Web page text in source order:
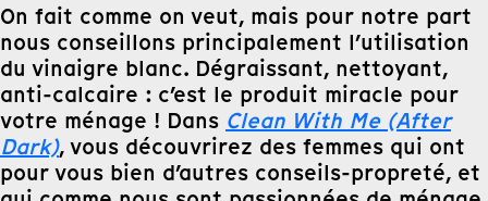
On fait comme on veut, mais pour notre part
nous conseillons principalement l’utilisation
du vinaigre blanc. Dégraissant, nettoyant,
anti-calcaire : c’est le produit miracle pour
votre ménage ! Dans Clean With Me (After
Dark), vous découvrirez des femmes qui ont
pour vous bien d’autres conseils-propreté, et